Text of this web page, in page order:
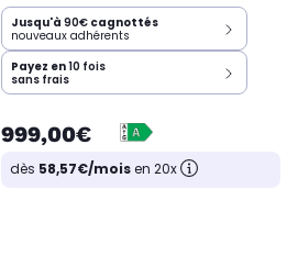
Jusqu'à 90€ cagnottés
nouveaux adhérents
Payez en10 fois
sans frais
999,00€
dès 58,57€/moisen 20x